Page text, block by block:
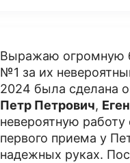
Выражаю огромную
№1 за их
2024 была сделана
Петр Петрович,
невероятную
первого приема у
надежных руках.